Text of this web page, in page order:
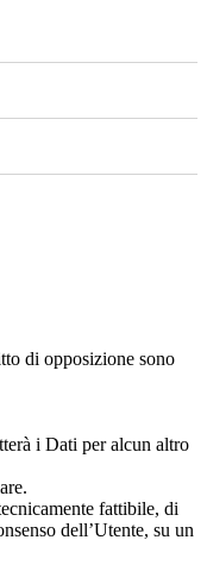
di opposizione sono
i Dati per alcun altro
fattibile, di
dell’Utente, su un